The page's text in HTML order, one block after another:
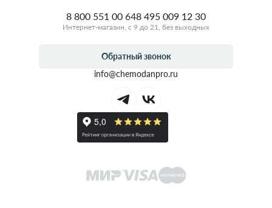
8 800 551 00 648 495 009 12 30
Интернет-магазин, с 9 до 21, без выходных
Обратный звонок
info@chemodanpro.ru